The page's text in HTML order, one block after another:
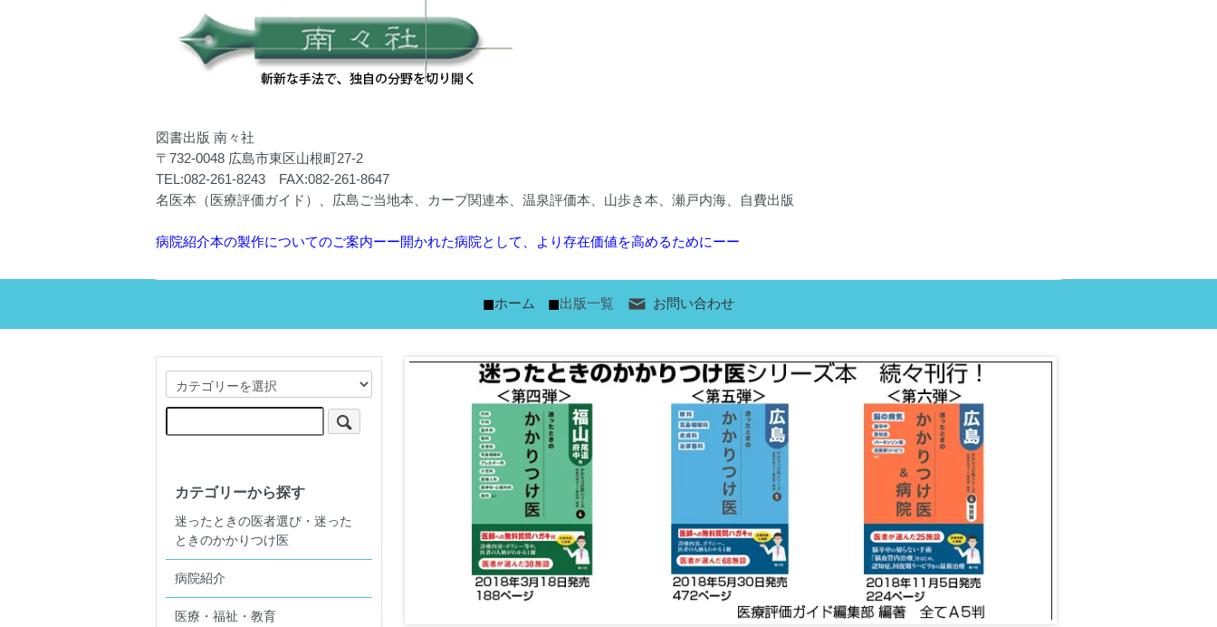
図書出版 南々社
〒732-0048 広島市東区山根町27-2
TEL:082-261-8243 FAX:082-261-8647
名医本（医療評価ガイド）、広島ご当地本、カープ関連本、温泉評価本、山歩き本、瀬戸内海、自費出版
病院紹介本の製作についてのご案内ーー開かれた病院として、より存在価値を高めるためにーー
■ホーム ■出版一覧 お問い合わせ
カテゴリーから探す
迷ったときの医者選び・迷った
ときのかかりつけ医
病院紹介
医療・福祉・教育